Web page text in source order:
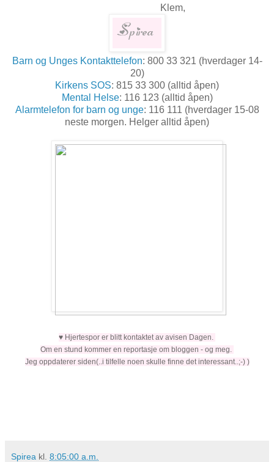
Klem,
Barn og Unges Kontakttelefon: 800 33 321 (hverdager 14-
20)
Kirkens SOS: 815 33 300 (alltid åpen)
Mental Helse: 116 123 (alltid åpen)
Alarmtelefon for barn og unge: 116 111 (hverdager 15-08
neste morgen. Helger alltid åpen)
♥ Hjertespor er blitt kontaktet av avisen Dagen.
Om en stund kommer en reportasje om bloggen - og meg.
Jeg oppdaterer siden(..i tilfelle noen skulle finne det interessant..;-) )
Spirea kl. 8:05:00 a.m.